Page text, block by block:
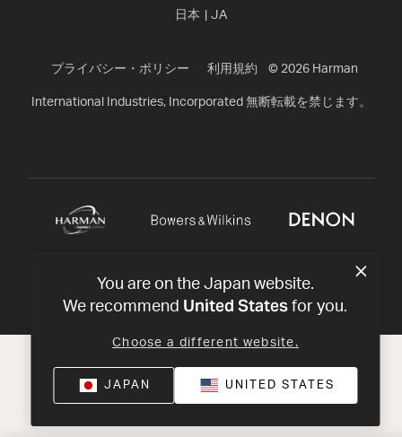
日本 JA
プライバシー・ポリシー 利用規約 © 2026 Harman
International Industries, Incorporated 無断転載を禁じます。
You are on the Japan website.
We recommend United States for you.
Choose a different website.
JAPAN UNITED STATES